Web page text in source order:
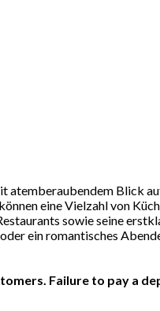
Blick
eine Vielzahl von
sowie seine
ein romantisches
Failure to pay a